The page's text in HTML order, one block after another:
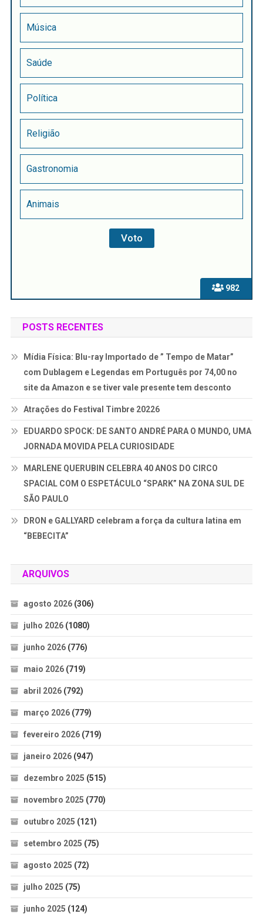
982
Música
Saúde
Política
Religião
Gastronomia
Animais
POSTS RECENTES
Mídia Física: Blu-ray Importado de ” Tempo de Matar”
com Dublagem e Legendas em Português por 74,00 no
site da Amazon e se tiver vale presente tem desconto
Atrações do Festival Timbre 20226
EDUARDO SPOCK: DE SANTO ANDRÉ PARA O MUNDO, UMA
JORNADA MOVIDA PELA CURIOSIDADE
MARLENE QUERUBIN CELEBRA 40 ANOS DO CIRCO
SPACIAL COM O ESPETÁCULO “SPARK” NA ZONA SUL DE
SÃO PAULO
DRON e GALLYARD celebram a força da cultura latina em
“BEBECITA”
ARQUIVOS
agosto 2026(306)
julho 2026(1080)
junho 2026(776)
maio 2026(719)
abril 2026(792)
março 2026(779)
fevereiro 2026(719)
janeiro 2026(947)
dezembro 2025 (515)
novembro 2025 (770)
outubro 2025 (121)
setembro 2025 (75)
agosto 2025 (72)
julho 2025 (75)
junho 2025 (124)